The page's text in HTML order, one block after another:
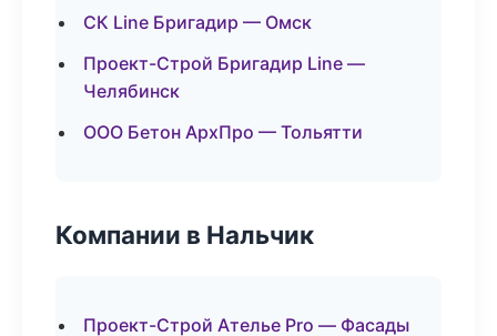
СК Line Бригадир — Омск
Проект-Строй Бригадир Line —
Челябинск
ООО Бетон АрхПро — Тольятти
Компании в Нальчик
Проект-Строй Ателье Pro — Фасады